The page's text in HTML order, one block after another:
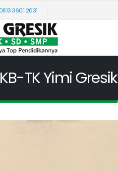
0813 3601 2031
TK Yimi Gresik